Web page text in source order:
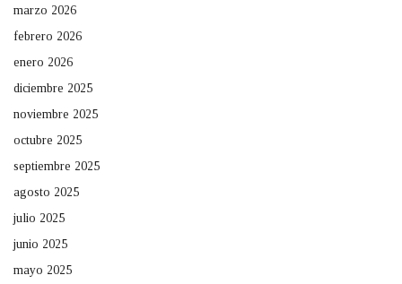
marzo 2026
febrero 2026
enero 2026
diciembre 2025
noviembre 2025
octubre 2025
septiembre 2025
agosto 2025
julio 2025
junio 2025
mayo 2025